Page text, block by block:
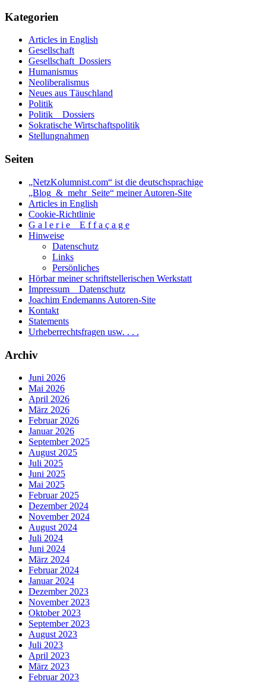
Kategorien
Articles in English
Gesellschaft
Gesellschaft_Dossiers
Humanismus
Neoliberalismus
Neues aus Täuschland
Politik
Politik _ Dossiers
Sokratische Wirtschaftspolitik
Stellungnahmen
Seiten
„NetzKolumnist.com“ ist die deutschsprachige
„Blog_&_mehr_Seite“ meiner Autoren-Site
Articles in English
Cookie-Richtlinie
G a l e r i e _ E f f a ç a g e
Hinweise
Datenschutz
Links
Persönliches
Hörbar meiner schriftstellerischen Werkstatt
Impressum _ Datenschutz
Joachim Endemanns Autoren-Site
Kontakt
Statements
Urheberrechtsfragen usw. . . .
Archiv
Juni 2026
Mai 2026
April 2026
März 2026
Februar 2026
Januar 2026
September 2025
August 2025
Juli 2025
Juni 2025
Mai 2025
Februar 2025
Dezember 2024
November 2024
August 2024
Juli 2024
Juni 2024
März 2024
Februar 2024
Januar 2024
Dezember 2023
November 2023
Oktober 2023
September 2023
August 2023
Juli 2023
April 2023
März 2023
Februar 2023